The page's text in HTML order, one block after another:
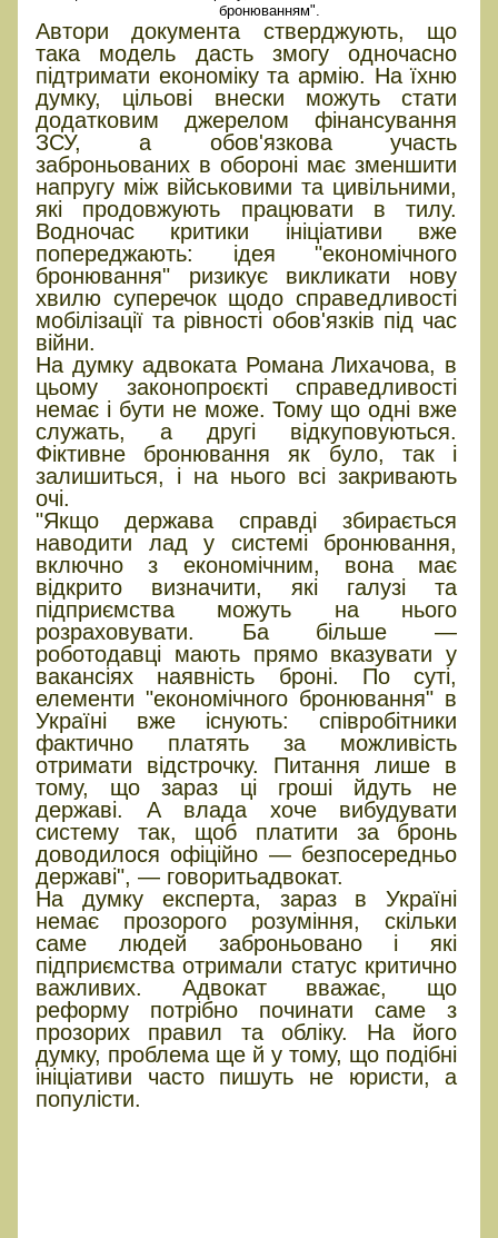
бронюванням".
Автори документа стверджують, що
така модель дасть змогу одночасно
підтримати економіку та армію. На їхню
думку, цільові внески можуть стати
додатковим джерелом фінансування
ЗСУ, а обов'язкова участь
заброньованих в обороні має зменшити
напругу між військовими та цивільними,
які продовжують працювати в тилу.
Водночас критики ініціативи вже
попереджають: ідея "економічного
бронювання" ризикує викликати нову
хвилю суперечок щодо справедливості
мобілізації та рівності обов'язків під час
війни.
На думку адвоката Романа Лихачова, в
цьому законопроєкті справедливості
немає і бути не може. Тому що одні вже
служать, а другі відкуповуються.
Фіктивне бронювання як було, так і
залишиться, і на нього всі закривають
очі.
"Якщо держава справді збирається
наводити лад у системі бронювання,
включно з економічним, вона має
відкрито визначити, які галузі та
підприємства можуть на нього
розраховувати. Ба більше —
роботодавці мають прямо вказувати у
вакансіях наявність броні. По суті,
елементи "економічного бронювання" в
Україні вже існують: співробітники
фактично платять за можливість
отримати відстрочку. Питання лише в
тому, що зараз ці гроші йдуть не
державі. А влада хоче вибудувати
систему так, щоб платити за бронь
доводилося офіційно — безпосередньо
державі", — говоритьадвокат.
На думку експерта, зараз в Україні
немає прозорого розуміння, скільки
саме людей заброньовано і які
підприємства отримали статус критично
важливих. Адвокат вважає, що
реформу потрібно починати саме з
прозорих правил та обліку. На його
думку, проблема ще й у тому, що подібні
ініціативи часто пишуть не юристи, а
популісти.